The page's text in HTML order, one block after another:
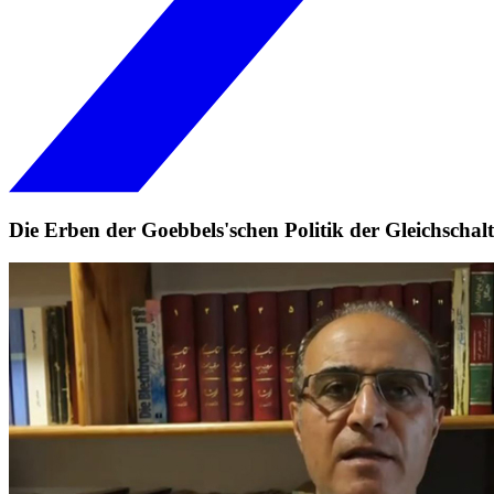
Die Erben der Goebbels'schen Politik der